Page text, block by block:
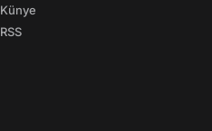
Künye
RSS